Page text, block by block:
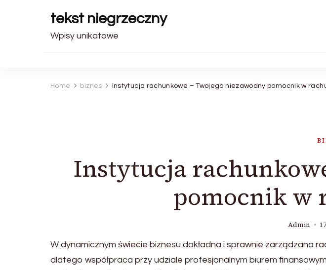
tekst niegrzeczny
Wpisy unikatowe
Home biznes Instytucja rachunkowe – Twojego niezawodny pomocnik w
Instytucja
pomocnik w
Admin
W dynamicznym świecie biznesu dokładna i sprawnie zarządzana
dlatego współpraca przy udziale profesjonalnym biurem